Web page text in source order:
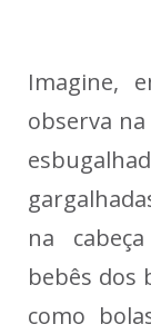
Imagine,
observa
na
bebês dos
como